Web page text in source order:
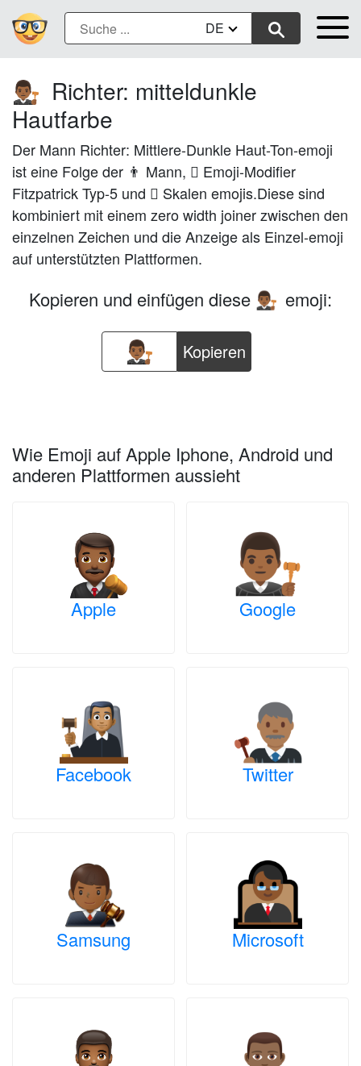
DE
👨🏾‍⚖️ Richter: mitteldunkle
Hautfarbe
Der Mann Richter: Mittlere-Dunkle Haut-Ton-emoji
ist eine Folge der 👨 Mann, 🏾 Emoji-Modifier
Fitzpatrick Typ-5 und ⚖ Skalen emojis.Diese sind
kombiniert mit einem zero width joiner zwischen den
einzelnen Zeichen und die Anzeige als Einzel-emoji
auf unterstützten Plattformen.
Kopieren und einfügen diese 👨🏾‍⚖️ emoji:
Kopieren
Wie Emoji auf Apple Iphone, Android und
anderen Plattformen aussieht
Apple Google
Facebook Twitter
Samsung Microsoft